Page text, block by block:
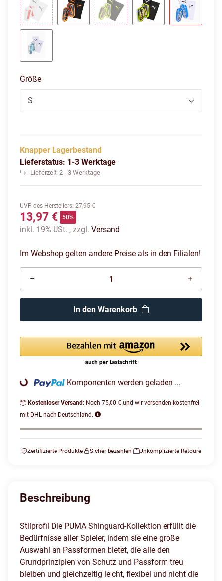
puma white-glowing red
Größe
S
Knapper Lagerbestand
Lieferstatus: 1-3 Werktage
Lieferzeit: 2 - 3 Werktage
UVP des Herstellers: 27,95 €
13,97 € 50%
inkl. 19% USt. , zzgl. Versand
Im Webshop gelten andere Preise als in den Filialen!
In den Warenkorb
Loading... Komponenten werden geladen ...
Kostenloser Versand: Noch 75,00 € und wir versenden kostenfrei
mit DHL nach Deutschland.
Zertifizierte Produkte Sicher bezahlen Unkomplizierte Retoure
Beschreibung
Stilprofil Die PUMA Shinguard-Kollektion erfüllt die
Bedürfnisse aller Spieler, indem sie eine große
Auswahl an Passformen bietet, die alle den
Grundprinzipien von Schutz und Passform treu
bleiben und gleichzeitig leicht, flexibel und nicht die